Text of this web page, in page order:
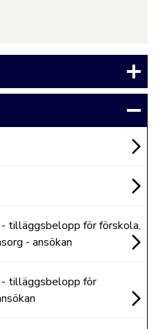
tilläggsbelopp för förskola,
- ansökan
tilläggsbelopp för